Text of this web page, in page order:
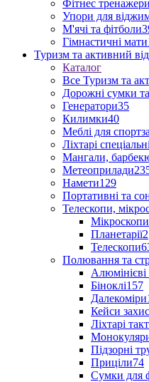
Фітнес тренажери
Упори для
М'ячі та фітболи
Гімнастичні мати
Туризм та активний
Каталог
Все Туризм та
Дорожні сумки та
Генератори35
Килимки40
Меблі для
Ліхтарі спеціальні
Мангали,
Метеоприлади
Намети129
Портативні та
Телескопи,
Мікроскопи
Планетарії2
Телескопи
Полювання та
Біноклі157
Далекоміри
Кейси
Ліхтарі
Підзорні
Приціли74
Сумки для